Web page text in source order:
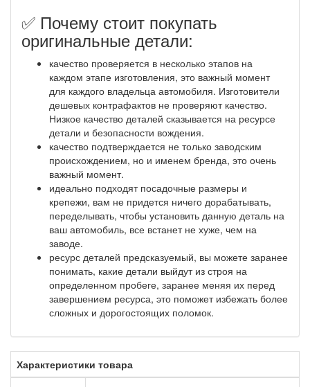
✅ Почему стоит покупать
оригинальные детали:
качество проверяется в несколько этапов на
каждом этапе изготовления, это важный момент
для каждого владельца автомобиля. Изготовители
дешевых контрафактов не проверяют качество.
Низкое качество деталей сказывается на ресурсе
детали и безопасности вождения.
качество подтверждается не только заводским
происхождением, но и именем бренда, это очень
важный момент.
идеально подходят посадочные размеры и
крепежи, вам не придется ничего дорабатывать,
переделывать, чтобы установить данную деталь на
ваш автомобиль, все встанет не хуже, чем на
заводе.
ресурс деталей предсказуемый, вы можете заранее
понимать, какие детали выйдут из строя на
определенном пробеге, заранее меняя их перед
завершением ресурса, это поможет избежать более
сложных и дорогостоящих поломок.
Характеристики товара